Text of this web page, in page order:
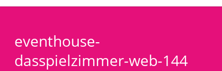
eventhouse-
dasspielzimmer-web-144